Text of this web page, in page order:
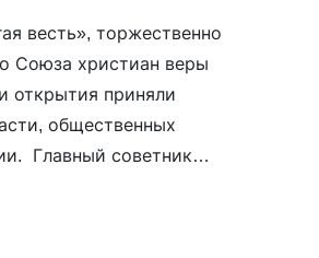
весть», торжественно
Союза христиан веры
открытия приняли
общественных
Главный советник